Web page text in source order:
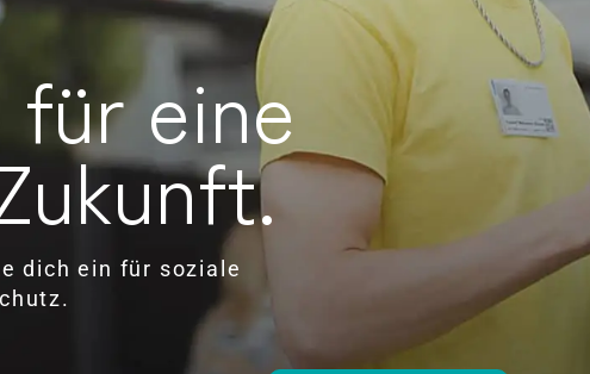
eine
dich ein für soziale